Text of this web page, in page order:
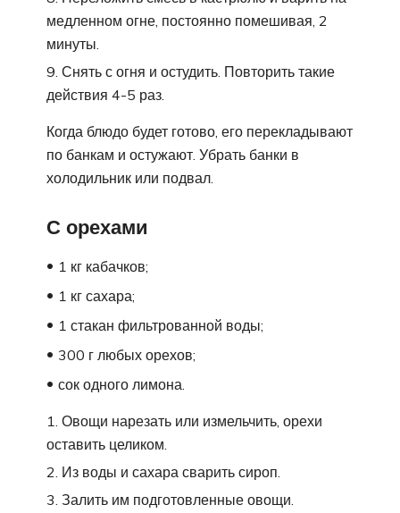
медленном огне, постоянно помешивая, 2
минуты.
Снять с огня и остудить. Повторить такие
действия 4-5 раз.
Когда блюдо будет готово, его перекладывают
по банкам и остужают. Убрать банки в
холодильник или подвал.
С орехами
1 кг кабачков;
1 кг сахара;
1 стакан фильтрованной воды;
300 г любых орехов;
сок одного лимона.
Овощи нарезать или измельчить, орехи
оставить целиком.
Из воды и сахара сварить сироп.
Залить им подготовленные овощи.